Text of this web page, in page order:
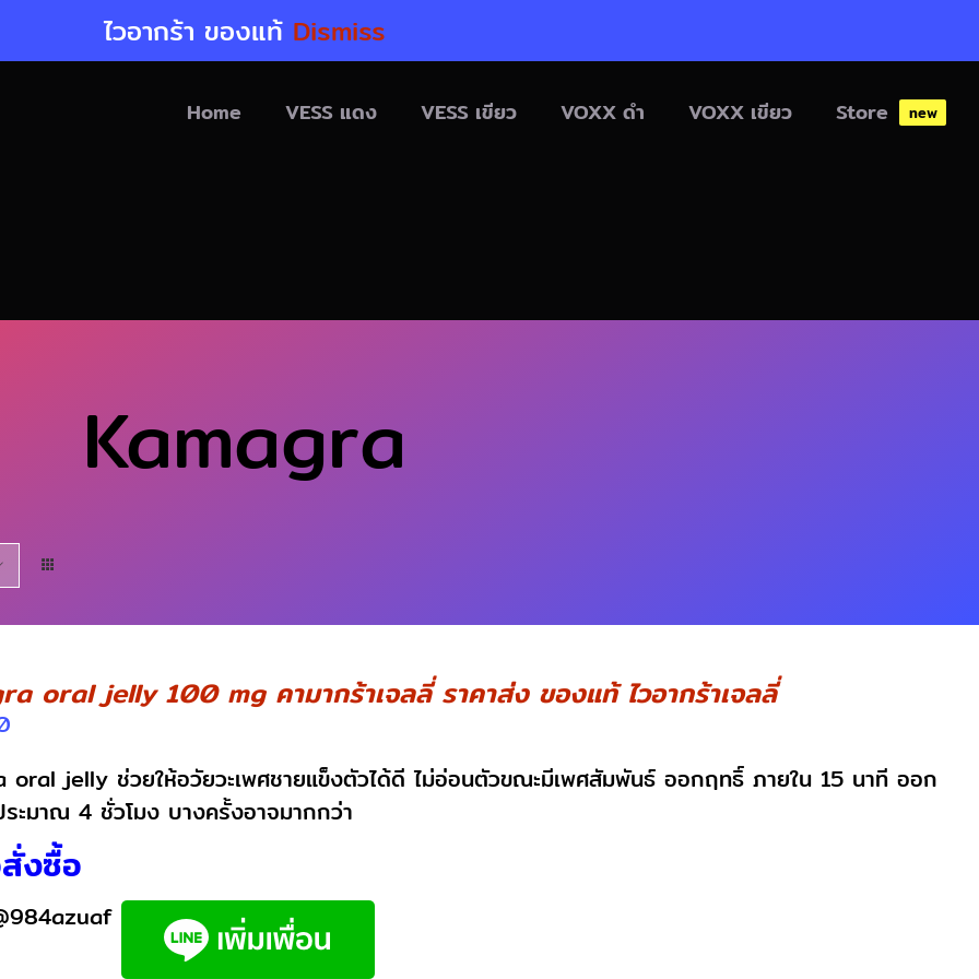
ไวอากร้า ของแท้ Dismiss
Home VESS แดง VESS เขียว VOXX ดำ VOXX เขียว Store new
Kamagra
oral jelly 100 mg คามากร้าเจลลี่ ราคาส่ง ของแท้ ไวอากร้าเจลลี่
oral jelly ช่วยให้อวัยวะเพศชายแข็งตัวได้ดี ไม่อ่อนตัวขณะมีเพศสัมพันธ์ ออกฤทธิ์ ภายใน 15 นาที ออก
ะมาณ 4 ชั่วโมง บางครั้งอาจมากกว่า
งซื้อ